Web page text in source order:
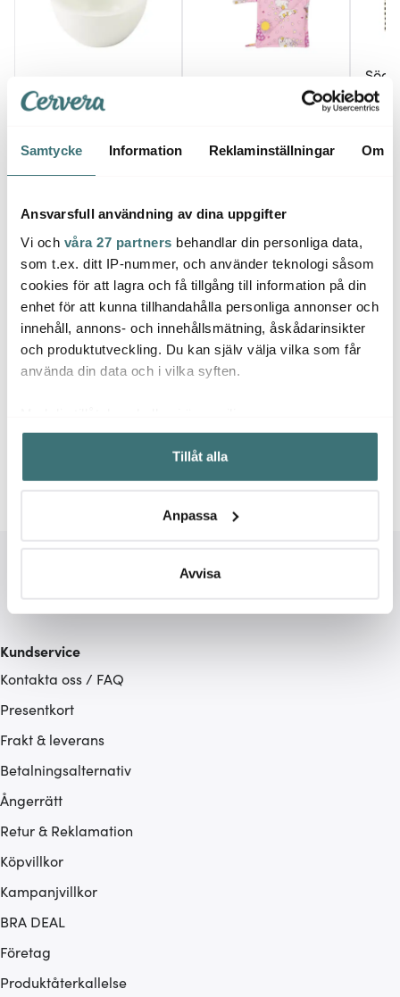
Samtycke Information Reklaminställningar Om
Ansvarsfull användning av dina uppgifter
Vi och våra 27 partners behandlar din personliga data,
som t.ex. ditt IP-nummer, och använder teknologi såsom
cookies för att lagra och få tillgång till information på din
enhet för att kunna tillhandahålla personliga annonser och
innehåll, annons- och innehållsmätning, åskådarinsikter
och produktutveckling. Du kan själv välja vilka som får
använda din data och i vilka syften.
Samla in information om din geografiska plats som
kan ha en noggrannhet på upp till flera meter
Identifiera din enhet genom att aktivt skanna den för
Ta reda på mer om hur dina personliga uppgifter
Du kan ändra eller dra tillbaka ditt samtycke när som
ska anpassas efter det som vi tror att du tycker om. Det
gör också att vi kan analysera vår trafik och göra
som du vill dela med dig av.
Tillåt alla
Anpassa
Avvisa
Villeroy & Boch
Artesano Original
195 kr
Mumin grytlapp 22x22
rosa
146 kr 209 kr 169
Låt dig inspireras av våra kunder
Diskdukar
Kundservice
Kontakta oss / FAQ
Presentkort
Frakt & leverans
Betalningsalternativ
Ångerrätt
Retur & Reklamation
Köpvillkor
Kampanjvillkor
BRA DEAL
Företag
Produktåterkallelse